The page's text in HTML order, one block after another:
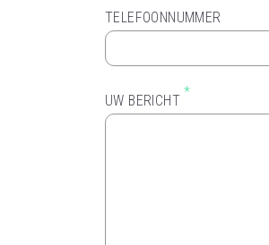
TELEFOONNUMMER
UW BERICHT
*